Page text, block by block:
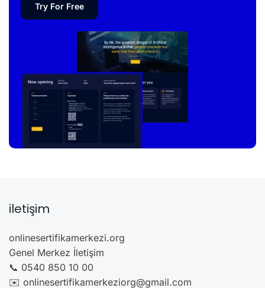
Try For Free
iletişim
onlinesertifikamerkezi.org
Genel Merkez İletişim
📞 0540 850 10 00
✉️ onlinesertifikamerkeziorg@gmail.com